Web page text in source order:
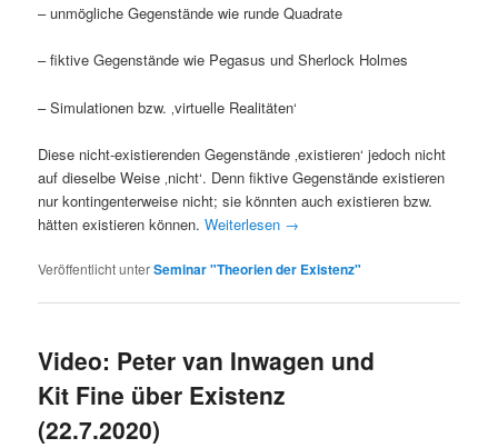
– unmögliche Gegenstände wie runde Quadrate
– fiktive Gegenstände wie Pegasus und Sherlock Holmes
– Simulationen bzw. ‚virtuelle Realitäten‘
Diese nicht-existierenden Gegenstände ‚existieren‘ jedoch nicht
auf dieselbe Weise ‚nicht‘. Denn fiktive Gegenstände existieren
nur kontingenterweise nicht; sie könnten auch existieren bzw.
hätten existieren können.Weiterlesen →
Veröffentlicht unterSeminar "Theorien der Existenz"
Video: Peter van Inwagen und
Kit Fine über Existenz
(22.7.2020)